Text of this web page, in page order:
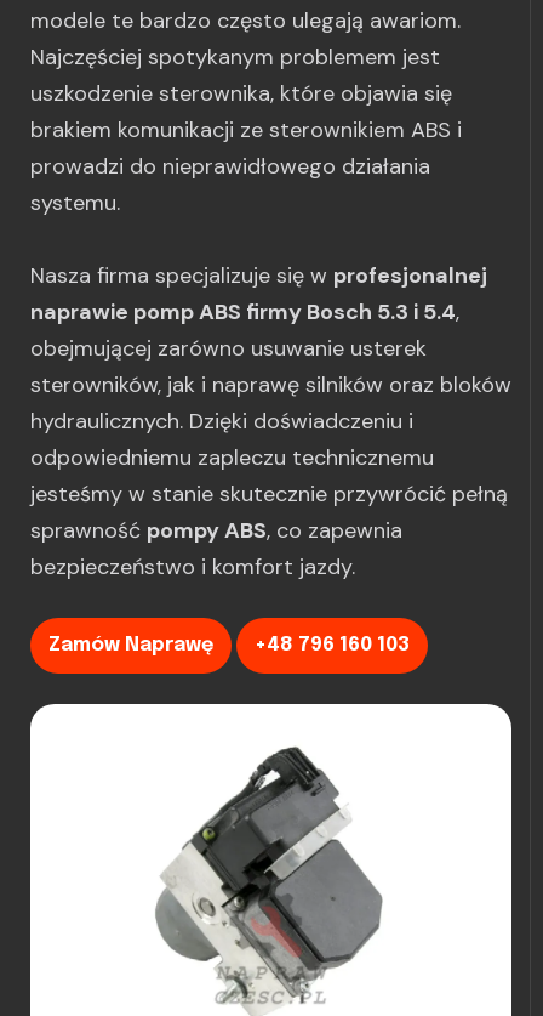
modele te bardzo często ulegają awariom.
Najczęściej spotykanym problemem jest
uszkodzenie sterownika, które objawia się
brakiem komunikacji ze sterownikiem ABS i
prowadzi do nieprawidłowego działania
systemu.
Nasza firma specjalizuje się w profesjonalnej
naprawie pomp ABS firmy Bosch 5.3 i 5.4,
obejmującej zarówno usuwanie usterek
sterowników, jak i naprawę silników oraz bloków
hydraulicznych. Dzięki doświadczeniu i
odpowiedniemu zapleczu technicznemu
jesteśmy w stanie skutecznie przywrócić pełną
sprawność pompy ABS, co zapewnia
bezpieczeństwo i komfort jazdy.
Zamów Naprawę +48 796 160 103